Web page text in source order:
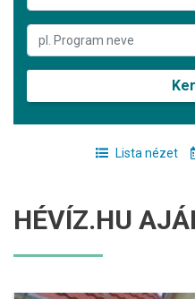
Lista nézet
HÉVÍZ.HU